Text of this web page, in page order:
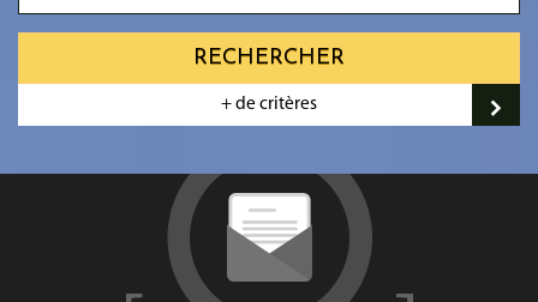
RECHERCHER
+ de critères